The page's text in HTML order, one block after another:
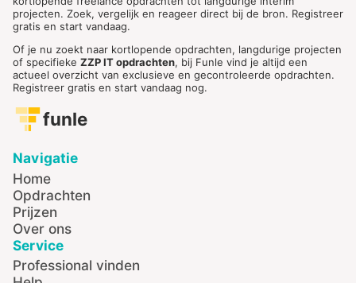
projecten. Zoek, vergelijk en reageer direct bij de bron. Registreer
gratis en start vandaag.
Of je nu zoekt naar kortlopende opdrachten, langdurige projecten
of specifieke ZZP IT opdrachten, bij Funle vind je altijd een
actueel overzicht van exclusieve en gecontroleerde opdrachten.
Registreer gratis en start vandaag nog.
funle
Navigatie
Home
Opdrachten
Prijzen
Over ons
Service
Professional vinden